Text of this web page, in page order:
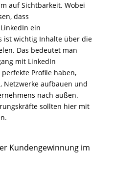
auf Sichtbarkeit. Wobei
dass
ein
ist wichtig Inhalte über die
Das bedeutet man
mit LinkedIn
Profile haben,
Netzwerke aufbauen und
nach außen.
sollten hier mit
Kundengewinnung im